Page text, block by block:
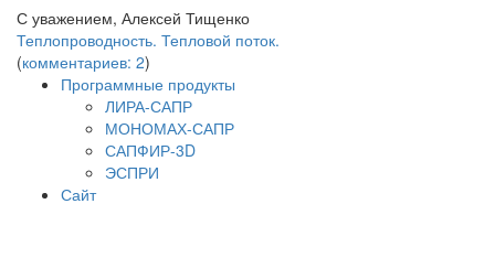
С уважением, Алексей Тищенко
Теплопроводность. Тепловой поток.
(комментариев: 2)
Программные продукты
ЛИРА-САПР
МОНОМАХ-САПР
САПФИР-3D
ЭСПРИ
Сайт